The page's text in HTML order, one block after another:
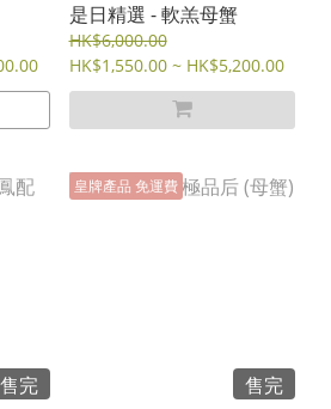
是日精選 - 軟羔母蟹
HK$6,000.00
HK$1,550.00 ~ HK$5,200.00
售完
皇牌產品 免運費
售完